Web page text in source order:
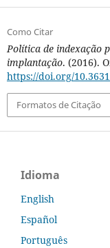
Como Citar
Política de indexação
implantação. (2016).
https://doi.org/
Formatos de Citação
Idioma
English
Español
Português